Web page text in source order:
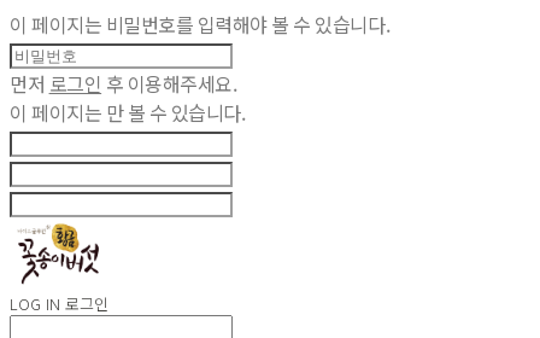
이 페이지는 비밀번호를 입력해야 볼 수 있습니다.
먼저 로그인 후 이용해주세요.
이 페이지는 만 볼 수 있습니다.
LOG IN 로그인